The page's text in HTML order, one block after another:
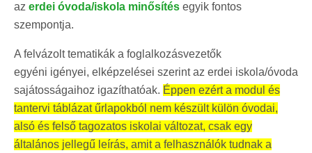
az erdei óvoda/iskola minősítés egyik fontos
szempontja.
A felvázolt tematikák a foglalkozásvezetők
egyéni igényei, elképzelései szerint az erdei iskola/óvoda
sajátosságaihoz igazíthatóak. Éppen ezért a modul és
tantervi táblázat űrlapokból nem készült külön óvodai,
alsó és felső tagozatos iskolai változat, csak egy
általános jellegű leírás, amit a felhasználók tudnak a